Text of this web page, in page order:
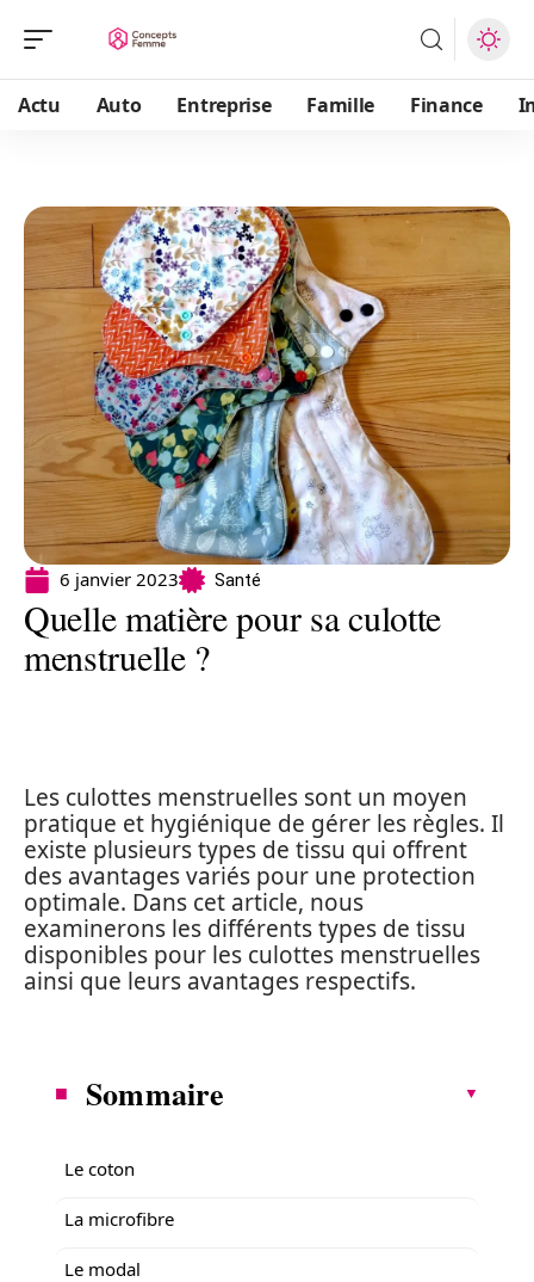
Actu Auto Entreprise Famille Finance
6 janvier 2023 Santé
Quelle matière pour sa culotte
menstruelle ?
Les culottes menstruelles sont un moyen
pratique et hygiénique de gérer les règles. Il
existe plusieurs types de tissu qui offrent
des avantages variés pour une protection
optimale. Dans cet article, nous
examinerons les différents types de tissu
disponibles pour les culottes menstruelles
ainsi que leurs avantages respectifs.
Sommaire
Le coton
La microfibre
Le modal